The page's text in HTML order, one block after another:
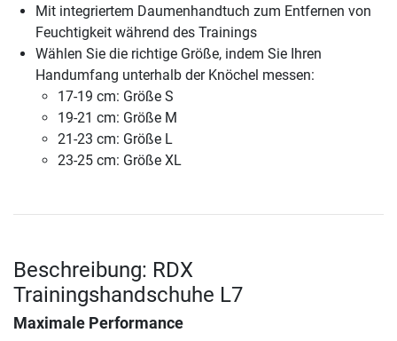
Mit integriertem Daumenhandtuch zum Entfernen von
Feuchtigkeit während des Trainings
Wählen Sie die richtige Größe, indem Sie Ihren
Handumfang unterhalb der Knöchel messen:
17-19 cm: Größe S
19-21 cm: Größe M
21-23 cm: Größe L
23-25 cm: Größe XL
Beschreibung: RDX
Trainingshandschuhe L7
Maximale Performance